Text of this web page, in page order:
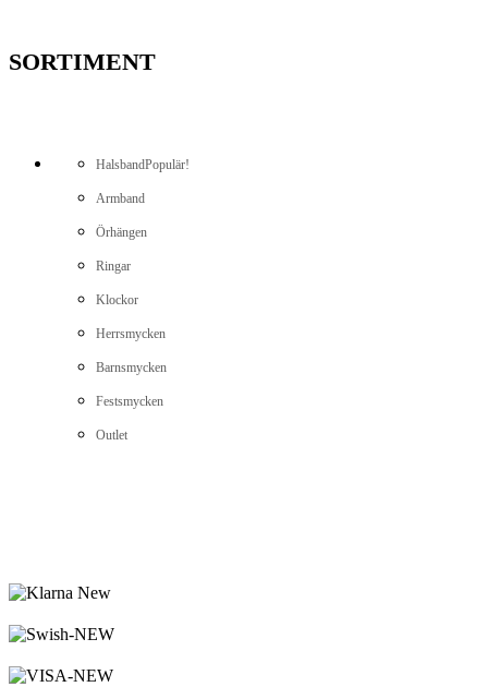
SORTIMENT
HalsbandPopulär!
Armband
Örhängen
Ringar
Klockor
Herrsmycken
Barnsmycken
Festsmycken
Outlet